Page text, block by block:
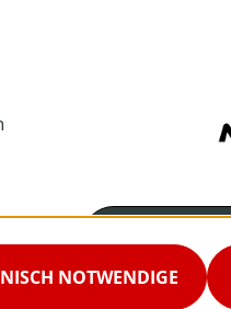
02542-
Servicezeiten
NOTWENDIGE